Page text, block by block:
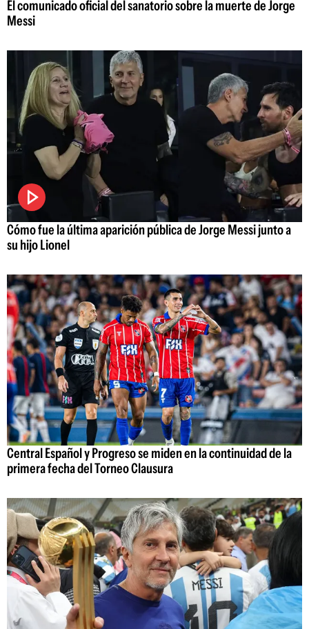
El comunicado oficial del sanatorio sobre la muerte de Jorge
Messi
Cómo fue la última aparición pública de Jorge Messi junto a
su hijo Lionel
Central Español y Progreso se miden en la continuidad de la
primera fecha del Torneo Clausura